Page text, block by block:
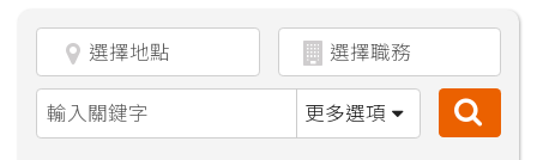
更多選項